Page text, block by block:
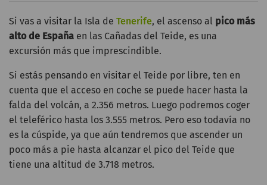
Si vas a visitar la Isla de Tenerife, el ascenso al pico más
alto de España en las Cañadas del Teide, es una
excursión más que imprescindible.
Si estás pensando en visitar el Teide por libre, ten en
cuenta que el acceso en coche se puede hacer hasta la
falda del volcán, a 2.356 metros. Luego podremos coger
el teleférico hasta los 3.555 metros. Pero eso todavía no
es la cúspide, ya que aún tendremos que ascender un
poco más a pie hasta alcanzar el pico del Teide que
tiene una altitud de 3.718 metros.